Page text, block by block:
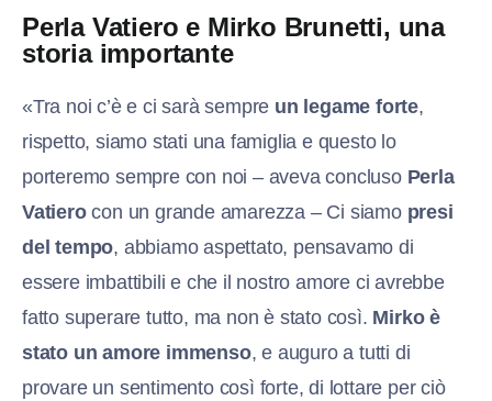
Perla Vatiero e Mirko Brunetti, una
storia importante
«Tra noi c’è e ci sarà sempre un legame forte,
rispetto, siamo stati una famiglia e questo lo
porteremo sempre con noi – aveva concluso Perla
Vatierocon un grande amarezza – Ci siamo presi
del tempo, abbiamo aspettato, pensavamo di
essere imbattibili e che il nostro amore ci avrebbe
fatto superare tutto, ma non è stato così. Mirko è
stato un amore immenso, e auguro a tutti di
provare un sentimento così forte, di lottare per ciò